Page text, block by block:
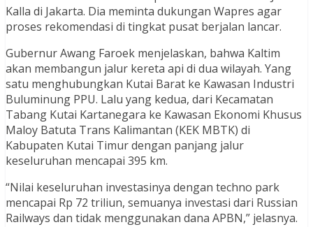
Kalla di Jakarta. Dia meminta dukungan Wapres agar
proses rekomendasi di tingkat pusat berjalan lancar.
Gubernur Awang Faroek menjelaskan, bahwa Kaltim
akan membangun jalur kereta api di dua wilayah. Yang
satu menghubungkan Kutai Barat ke Kawasan Industri
Buluminung PPU. Lalu yang kedua, dari Kecamatan
Tabang Kutai Kartanegara ke Kawasan Ekonomi Khusus
Maloy Batuta Trans Kalimantan (KEK MBTK) di
Kabupaten Kutai Timur dengan panjang jalur
keseluruhan mencapai 395 km.
“Nilai keseluruhan investasinya dengan techno park
mencapai Rp 72 triliun, semuanya investasi dari Russian
Railways dan tidak menggunakan dana APBN,” jelasnya.